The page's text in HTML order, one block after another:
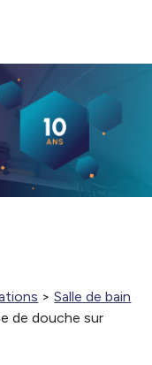
>Salle de bain
de douche sur